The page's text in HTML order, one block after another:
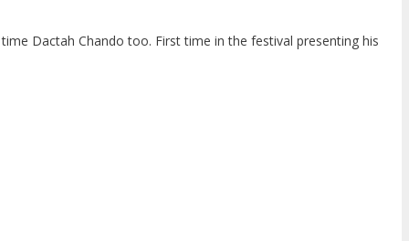
Dactah Chando too. First time in the festival presenting his